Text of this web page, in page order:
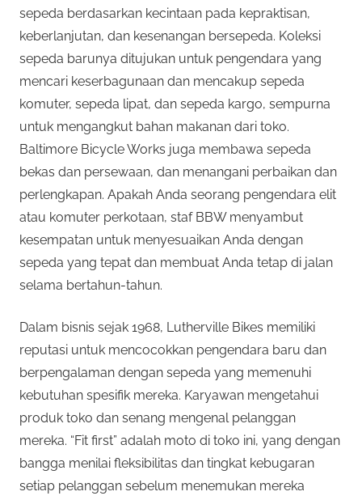
sepeda berdasarkan kecintaan pada kepraktisan,
keberlanjutan, dan kesenangan bersepeda. Koleksi
sepeda barunya ditujukan untuk pengendara yang
mencari keserbagunaan dan mencakup sepeda
komuter, sepeda lipat, dan sepeda kargo, sempurna
untuk mengangkut bahan makanan dari toko.
Baltimore Bicycle Works juga membawa sepeda
bekas dan persewaan, dan menangani perbaikan dan
perlengkapan. Apakah Anda seorang pengendara elit
atau komuter perkotaan, staf BBW menyambut
kesempatan untuk menyesuaikan Anda dengan
sepeda yang tepat dan membuat Anda tetap di jalan
selama bertahun-tahun.
Dalam bisnis sejak 1968, Lutherville Bikes memiliki
reputasi untuk mencocokkan pengendara baru dan
berpengalaman dengan sepeda yang memenuhi
kebutuhan spesifik mereka. Karyawan mengetahui
produk toko dan senang mengenal pelanggan
mereka. “Fit first” adalah moto di toko ini, yang dengan
bangga menilai fleksibilitas dan tingkat kebugaran
setiap pelanggan sebelum menemukan mereka